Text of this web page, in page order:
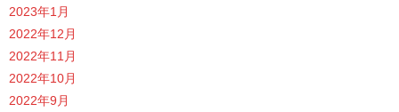
2023年1月
2022年12月
2022年11月
2022年10月
2022年9月